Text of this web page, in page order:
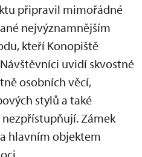
připravil mimořádné
nejvýznamnějším
kteří Konopiště
uvidí skvostné
osobních věcí,
stylů a také
Zámek
hlavním objektem